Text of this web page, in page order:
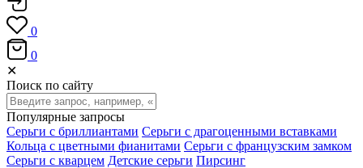
0
0
✕
Поиск по сайту
Популярные запросы
Серьги с бриллиантами Серьги с драгоценными вставками
Кольца с цветными фианитами Серьги с французским замком
Серьги с кварцем Детские серьги Пирсинг